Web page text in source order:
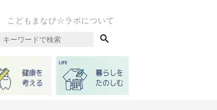
こどもまなび☆ラボについて
